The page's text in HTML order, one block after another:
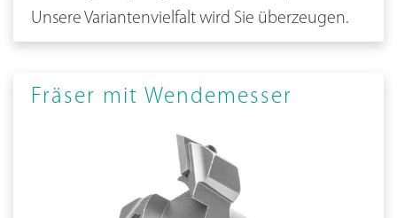
Unsere Variantenvielfalt wird Sie überzeugen.
Fräser mit Wendemesser